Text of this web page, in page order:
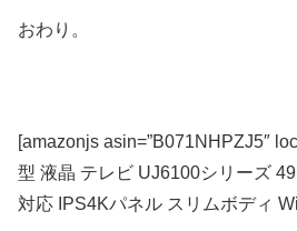
おわり。
[amazonjs asin=”B071NHPZJ5″
型 液晶 テレビ UJ6100シリーズ
対応 IPS4Kパネル スリムボディ